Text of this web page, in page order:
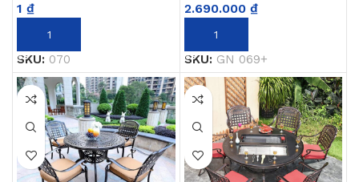
1 ₫
THÊM VÀO GIỎ HÀNG
SKU: 070
2.690.000 ₫
THÊM VÀO GIỎ HÀNG
SKU: GN 069+